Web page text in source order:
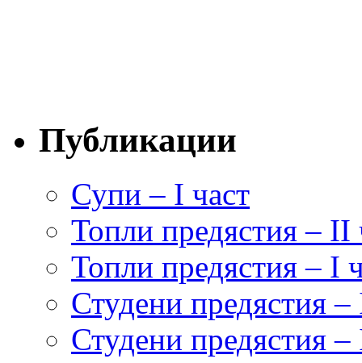
Публикации
Супи – I част
Топли предястия – II
Топли предястия – I
Студени предястия –
Студени предястия –